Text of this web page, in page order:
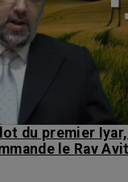
du premier
le Rav